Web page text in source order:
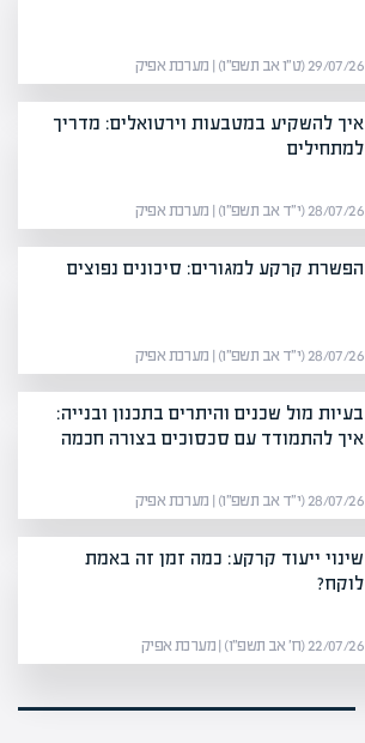
29/07/26 (ט״ו אב תשפ״ו) | מערכת אפיק
איך להשקיע במטבעות וירטואלים: מדריך
למתחילים
28/07/26 (י״ד אב תשפ״ו) | מערכת אפיק
הפשרת קרקע למגורים: סיכונים נפוצים
28/07/26 (י״ד אב תשפ״ו) | מערכת אפיק
בעיות מול שכנים והיתרים בתכנון ובנייה:
איך להתמודד עם סכסוכים בצורה חכמה
28/07/26 (י״ד אב תשפ״ו) | מערכת אפיק
שינוי ייעוד קרקע: כמה זמן זה באמת
לוקח?
22/07/26 (ח׳ אב תשפ״ו) | מערכת אפיק